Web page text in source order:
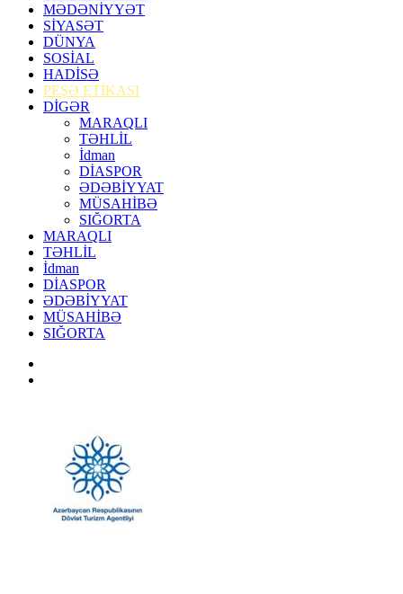
MƏDƏNİYYƏT
SİYASƏT
DÜNYA
SOSİAL
HADİSƏ
PEŞƏ ETİKASI
DİGƏR
MARAQLI
TƏHLİL
İdman
DİASPOR
ƏDƏBİYYAT
MÜSAHİBƏ
SIĞORTA
MARAQLI
TƏHLİL
İdman
DİASPOR
ƏDƏBİYYAT
MÜSAHİBƏ
SIĞORTA